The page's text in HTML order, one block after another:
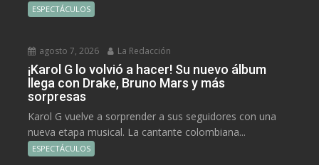
ESPECTÁCULOS
agosto 7, 2026 La Redacción
¡Karol G lo volvió a hacer! Su nuevo álbum
llega con Drake, Bruno Mars y más
sorpresas
Karol G vuelve a sorprender a sus seguidores con una
nueva etapa musical. La cantante colombiana...
ESPECTÁCULOS